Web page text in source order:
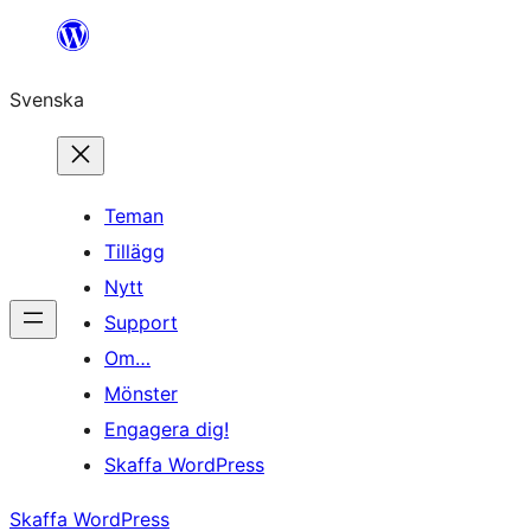
Hoppa
innehåll
Svenska
Teman
Tillägg
Nytt
Support
Om…
Mönster
Engagera dig!
Skaffa WordPress
Skaffa WordPress